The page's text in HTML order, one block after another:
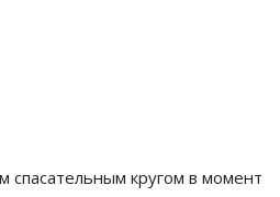
кругом в момент